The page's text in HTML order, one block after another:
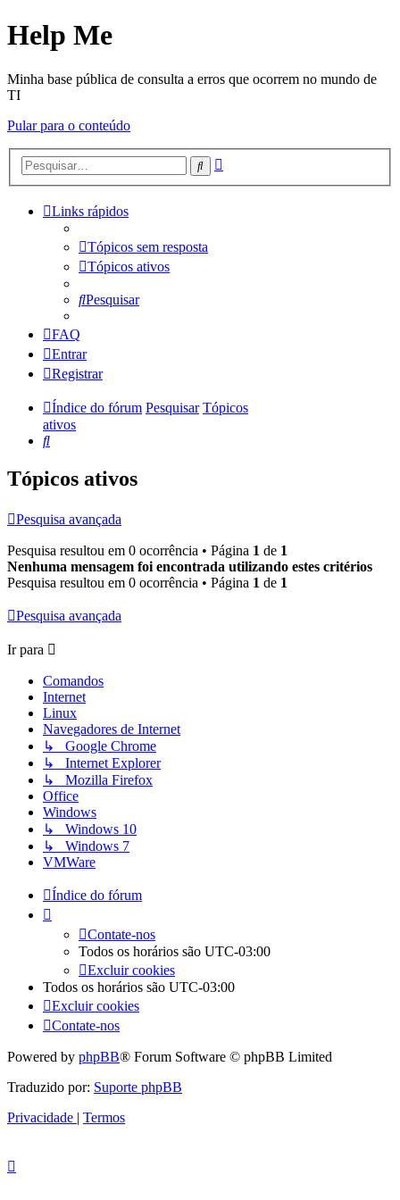
Help Me
Minha base pública de consulta a erros que ocorrem no mundo de
TI
Pular para o conteúdo
Pesquisar
Links rápidos
Tópicos sem resposta
Tópicos ativos
Pesquisar
FAQ
Entrar
Registrar
Índice do fórum Pesquisar Tópicos
ativos
Pesquisar
Tópicos ativos
Pesquisa avançada
Pesquisa resultou em 0 ocorrência • Página 1 de 1
Nenhuma mensagem foi encontrada utilizando estes critérios
Pesquisa resultou em 0 ocorrência • Página 1 de 1
Pesquisa avançada
Ir para
Comandos
Internet
Linux
Navegadores de Internet
↳ Google Chrome
↳ Internet Explorer
↳ Mozilla Firefox
Office
Windows
↳ Windows 10
↳ Windows 7
VMWare
Índice do fórum
Contate-nos
Todos os horários são UTC-03:00
Excluir cookies
Todos os horários são UTC-03:00
Excluir cookies
Contate-nos
Powered by phpBB® Forum Software © phpBB Limited
Traduzido por: Suporte phpBB
Privacidade | Termos